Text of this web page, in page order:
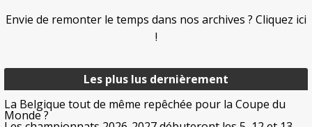
Les plus lus dernièrement
La Belgique tout de même repêchée pour la Coupe du
Monde ?
Envie de remonter le temps dans nos archives ? Cliquez ici
!